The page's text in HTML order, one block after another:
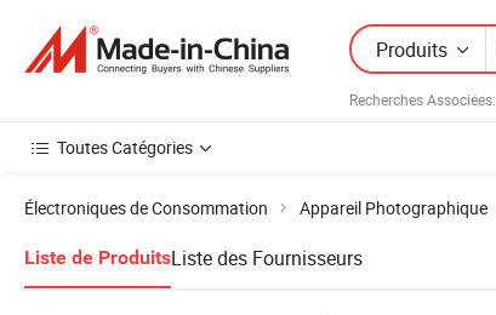
Produits
Recherches Associées:
Toutes Catégories
Électroniques de Consommation Appareil Photographique
Liste de ProduitsListe des Fournisseurs